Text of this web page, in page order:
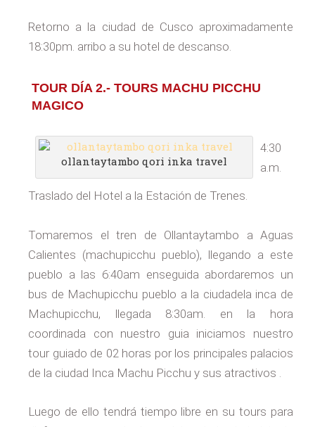
Retorno a la ciudad de Cusco aproximadamente
18:30pm. arribo a su hotel de descanso.
TOUR DÍA 2.- TOURS MACHU PICCHU
MAGICO
ollantaytambo qori inka travel
4:30
a.m.
Traslado del Hotel a la Estación de Trenes.
Tomaremos el tren de Ollantaytambo a Aguas
Calientes (machupicchu pueblo), llegando a este
pueblo a las 6:40am enseguida abordaremos un
bus de Machupicchu pueblo a la ciudadela inca de
Machupicchu, llegada 8:30am. en la hora
coordinada con nuestro guia iniciamos nuestro
tour guiado de 02 horas por los principales palacios
de la ciudad Inca Machu Picchu y sus atractivos .
Luego de ello tendrá tiempo libre en su tours para